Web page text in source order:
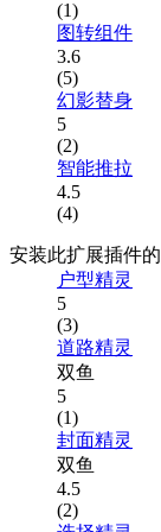
(1)
图转组件
3.6
(5)
幻影替身
5
(2)
智能推拉
4.5
(4)
安装此扩展插件
户型精灵
5
(3)
道路精灵
双鱼
5
(1)
封面精灵
双鱼
4.5
(2)